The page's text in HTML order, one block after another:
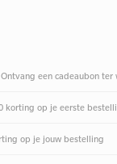
een cadeaubon ter
korting op je eerste
op je jouw bestelling